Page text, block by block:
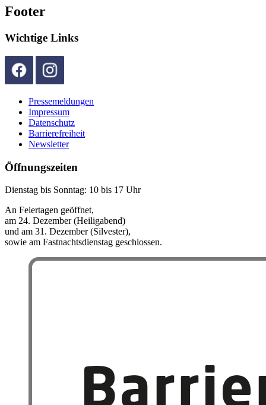
Footer
Wichtige Links
Pressemeldungen
Impressum
Datenschutz
Barrierefreiheit
Newsletter
Öffnungszeiten
Dienstag bis Sonntag: 10 bis 17 Uhr
An Feiertagen geöffnet,
am 24. Dezember (Heiligabend)
und am 31. Dezember (Silvester),
sowie am Fastnachtsdienstag geschlossen.